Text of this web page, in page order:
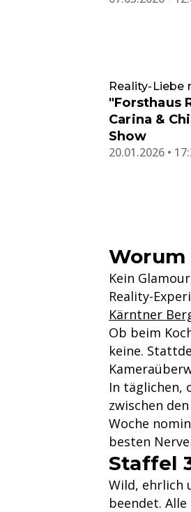
Reality-Liebe
"Forsthaus
Carina &
Show
20.01.2026 •
Worum
Kein
Reality-
Kärntner
Ob beim
keine.
In täglichen,
zwischen
Woche
besten
Staffel
Wild, ehrlich
beendet.